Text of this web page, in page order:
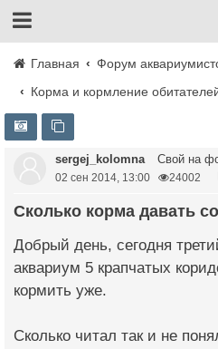
Главная
Форум
Корма и кормление
sergej_kolomna Свой на
02 сен 2014, 13:00 24002
Сколько корма давать
Добрый день, сегодня
аквариум 5 крапчатых
кормить уже.
Сколько читал так и не